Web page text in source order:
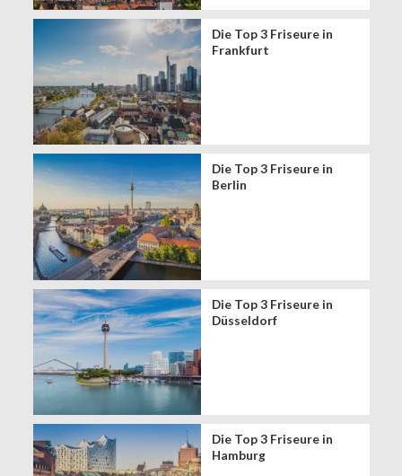
Die Top 3 Friseure in
Frankfurt
Die Top 3 Friseure in
Berlin
Die Top 3 Friseure in
Düsseldorf
Die Top 3 Friseure in
Hamburg